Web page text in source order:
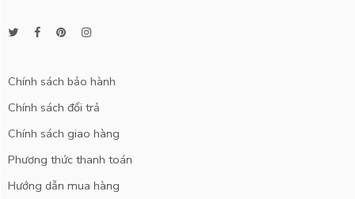
Chính sách bảo hành
Chính sách đổi trả
Chính sách giao hàng
Phương thức thanh toán
Hướng dẫn mua hàng